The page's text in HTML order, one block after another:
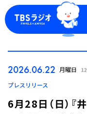
2026.06.22 月曜日
プレスリリース
6月28日（日）